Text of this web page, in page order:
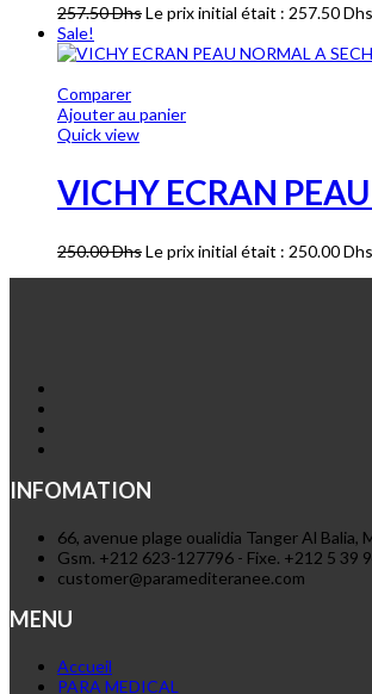
257.50DhsLe prix initial était : 257.50
Sale!
Comparer
Ajouter au panier
Quick view
VICHY ECRAN
250.00DhsLe prix initial était : 250.00
INFOMATION
66, avenue plage oualidia Tanger Al Balia,
Gsm. +212 623-127796 - Fixe. +212 5 39
customer@paramediteranee.com
MENU
Accueil
PARA MEDICAL